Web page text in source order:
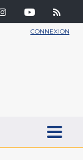
CONNEXION